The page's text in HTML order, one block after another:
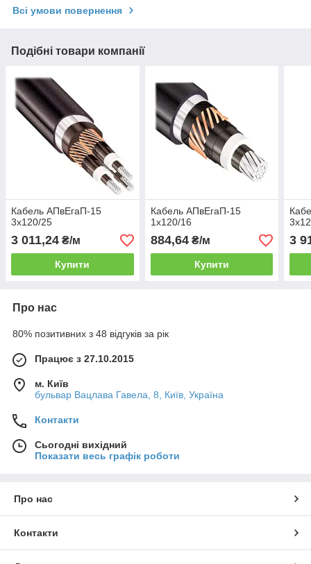
Всі умови повернення
Подібні товари компанії
Кабель АПвЕгаП‑15
3х120/25
3 011,24 ₴/м
Купити
Кабель АПвЕгаП-15
1х120/16
884,64₴/м
Купити
3
Про нас
80% позитивних з 48 відгуків за рік
Працює з 27.10.2015
м. Київ
бульвар Вацлава Гавела, 8, Київ, Україна
Контакти
Сьогодні вихідний
Показати весь графік роботи
Про нас
Контакти